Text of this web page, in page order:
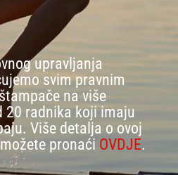
upravljanja
svim pravnim
na više
20 radnika koji imaju
Više detalja o ovoj
pronaći OVDJE.